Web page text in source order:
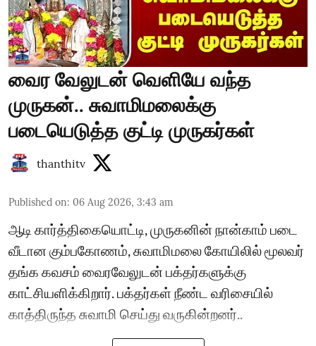
வைர வேலுடன் வெளியே வந்த
முருகன்.. சுவாமிமலைக்கு
படையெடுத்த குட்டி முருகர்கள்
thanthitv
Published on: 06 Aug 2026, 3:43 am
ஆடி கார்த்திகையொட்டி, முருகனின் நான்காம் படை
வீடான கும்பகோணம், சுவாமிமலை கோயிலில் மூலவர்
தங்க கவசம் வைரவேலுடன் பக்தர்களுக்கு
காட்சியளிக்கிறார். பக்தர்கள் நீண்ட வரிசையில்
காத்திருந்த சுவாமி செய்து வருகின்றனர்..